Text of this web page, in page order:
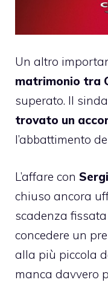
Un altro
matrimonio tra
superato. Il
trovato un
l’abbattimento
L’affare con
chiuso ancora
scadenza
concedere un
alla più piccola
manca davvero